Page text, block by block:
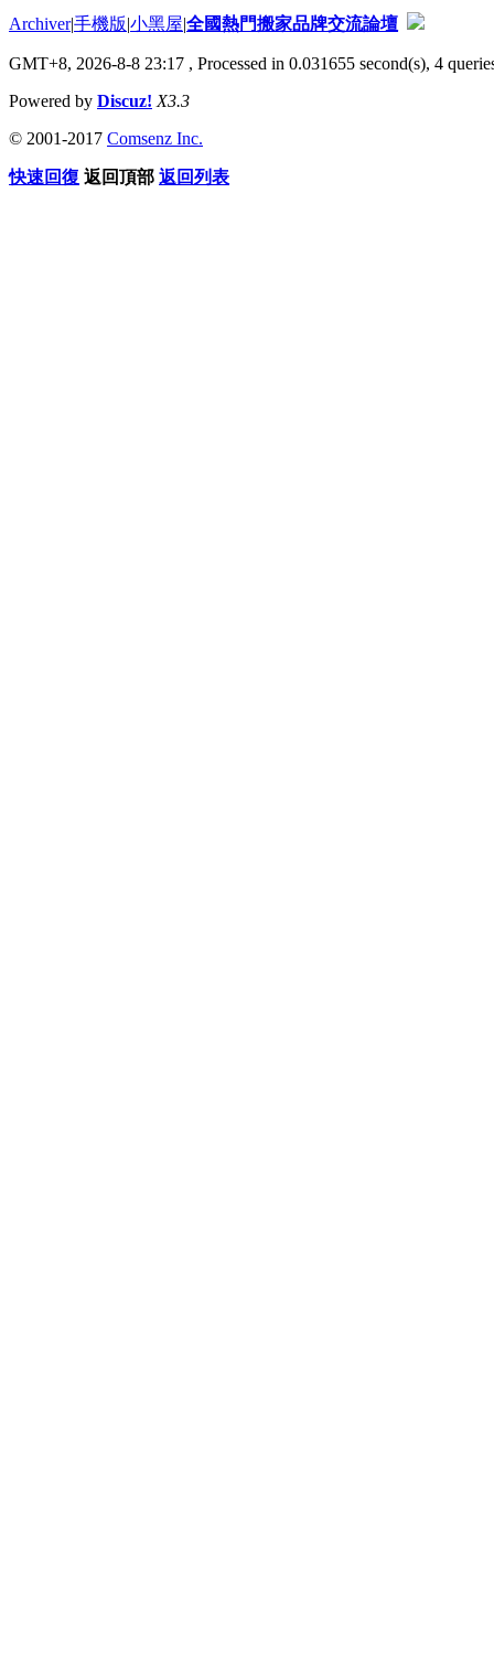
Archiver|手機版|小黑屋|全國熱門搬家品牌交流論壇
GMT+8, 2026-8-8 23:17 , Processed in 0.031655 second(s), 4
Powered by Discuz! X3.3
© 2001-2017 Comsenz Inc.
快速回復 返回頂部 返回列表